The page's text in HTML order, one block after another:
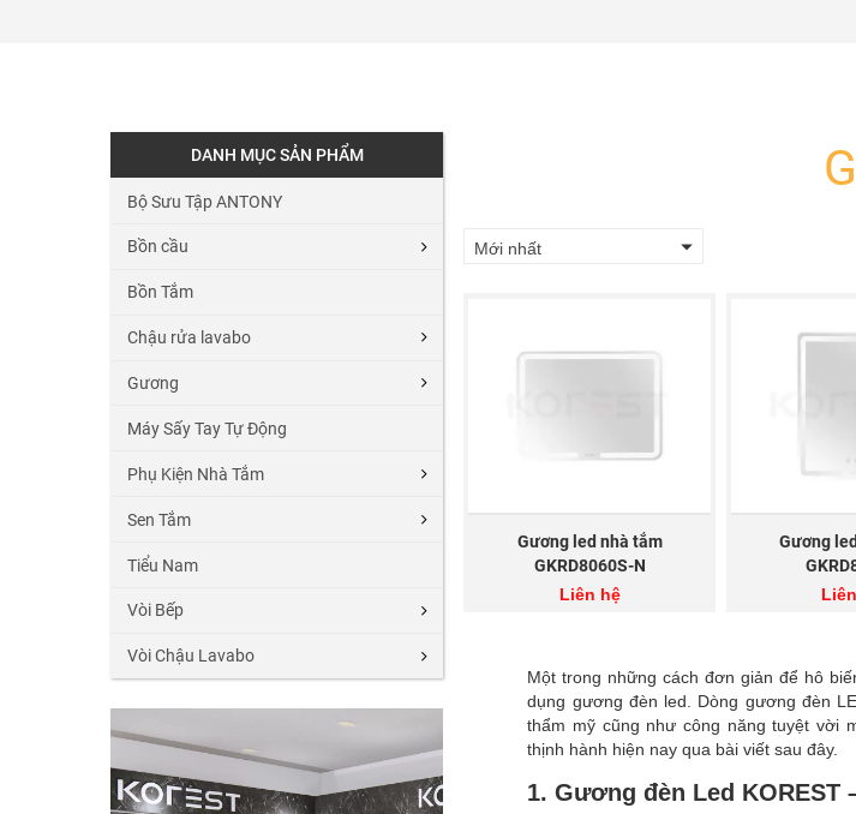
DANH MỤC SẢN PHẨM
Bộ Sưu Tập ANTONY
Bồn cầu
Bồn Tắm
Chậu rửa lavabo
Gương
Máy Sấy Tay Tự Động
Phụ Kiện Nhà Tắm
Sen Tắm
Tiểu Nam
Vòi Bếp
Vòi Chậu Lavabo
Mới nhất
Gương led nhà tắm
GKRD8060S-N
Liên hệ
Gương
Một trong những cách đơn giản để hô
dụng gương đèn led. Dòng gương đèn
thẩm mỹ cũng như công năng tuyệt vời
thịnh hành hiện nay qua bài viết sau đây.
1. Gương đèn Led